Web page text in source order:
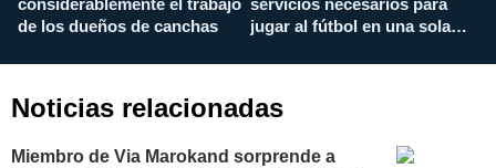
considerablemente el trabajo
de los dueños de canchas
servicios necesarios para
jugar al fútbol en una sola
Noticias relacionadas
Miembro de Via Marokand sorprende a